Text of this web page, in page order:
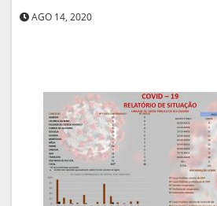
AGO 14, 2020